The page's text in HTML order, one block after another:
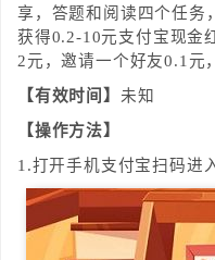
享，答题和阅读四个任务
获得0.2-10元支付宝现金
2元，邀请一个好友0.1元
【有效时间】 未知
【操作方法】
1.打开手机支付宝扫码进